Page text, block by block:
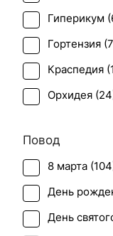
Гиперикум (
Гортензия (7
Краспедия (1
Орхидея (24
Подсолнух (
Ранункулюс
Роза (73)
Роза
Повод
8 марта (104
День
День